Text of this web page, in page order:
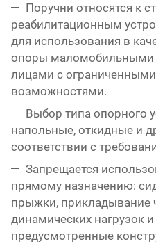
Поручни относятся к
реабилитационным
для использования в
опоры маломобильными
лицами с
возможностями.
Выбор типа опорного
напольные, откидные и
соответствии с
Запрещается
прямому назначению:
прыжки, прикладывание
динамических нагрузок
предусмотренные